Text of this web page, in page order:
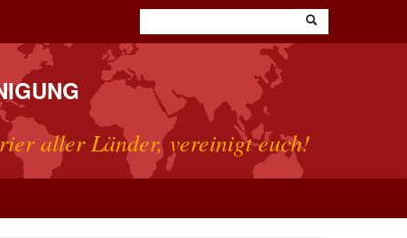
aller Länder, vereinigt euch!